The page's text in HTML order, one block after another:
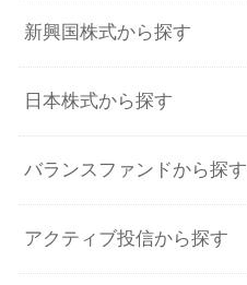
新興国株式から探す
日本株式から探す
バランスファンドから探す
アクティブ投信から探す